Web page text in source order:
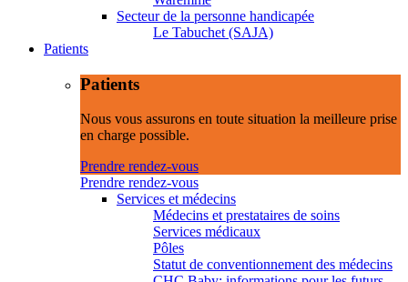
Secteur de la personne handicapée
Le Tabuchet (SAJA)
Patients
Patients
Nous vous assurons en toute situation la meilleure prise
en charge possible.
Prendre rendez-vous
Prendre rendez-vous
Services et médecins
Médecins et prestataires de soins
Services médicaux
Pôles
Statut de conventionnement des médecins